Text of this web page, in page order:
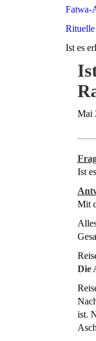
Fatwa-
Ist es
Mai
Ist
Mit
Die
ist.